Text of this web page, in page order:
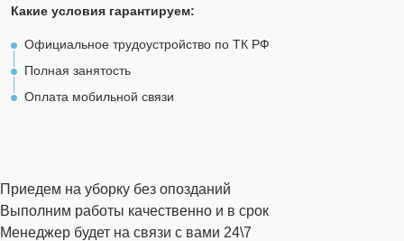
Какие условия гарантируем:
Официальное трудоустройство по ТК РФ
Полная занятость
Оплата мобильной связи
Приедем на уборку без опозданий
Выполним работы качественно и в срок
Менеджер будет на связи с вами 24\7